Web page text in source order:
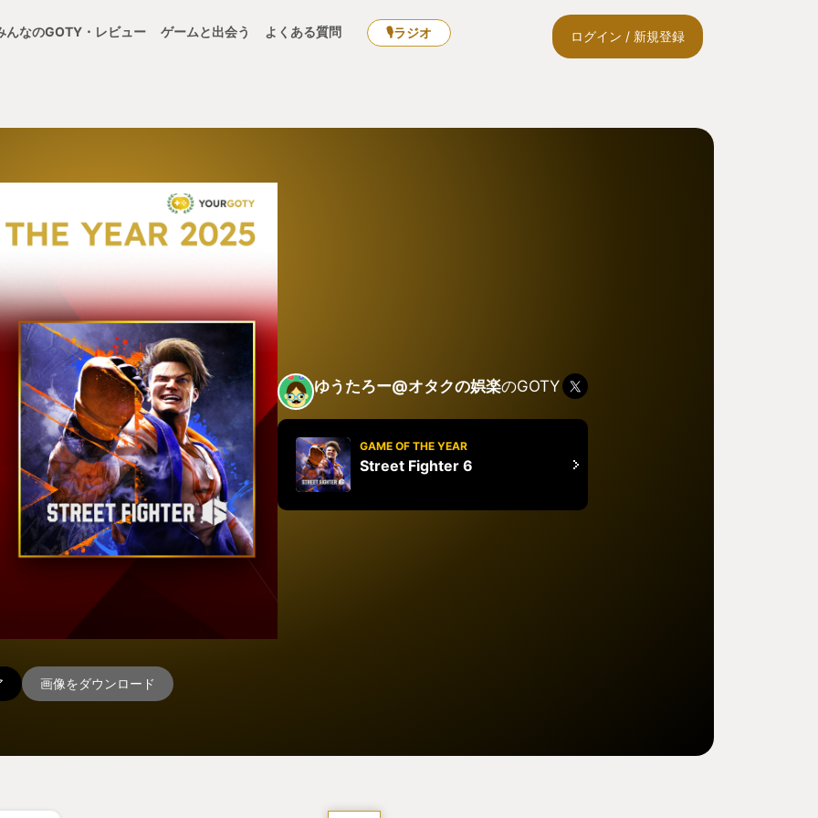
んなのGOTY・レビュー ゲームと出会う よくある質問 🎙ラジオ ログイン / 新規登録
画像をダウンロード
ゆうたろー@オタクの娯楽のGOTY
GAME OF THE YEAR
Street Fighter 6